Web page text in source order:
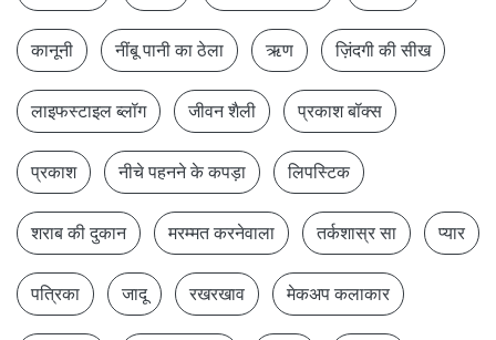
कानूनी नींबू पानी का ठेला ऋण ज़िंदगी की सीख
लाइफस्टाइल ब्लॉग जीवन शैली प्रकाश बॉक्स
प्रकाश नीचे पहनने के कपड़ा लिपस्टिक
शराब की दुकान मरम्मत करनेवाला तर्कशास्र सा प्यार
पत्रिका जादू रखरखाव मेकअप कलाकार